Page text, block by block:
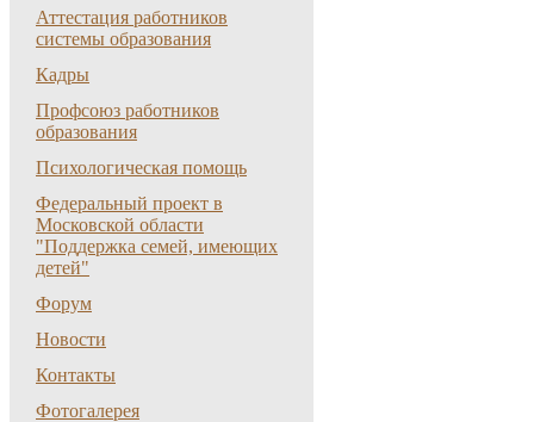
Аттестация работников
системы образования
Кадры
Профсоюз работников
образования
Психологическая помощь
Федеральный проект в
Московской области
"Поддержка семей, имеющих
детей"
Форум
Новости
Контакты
Фотогалерея